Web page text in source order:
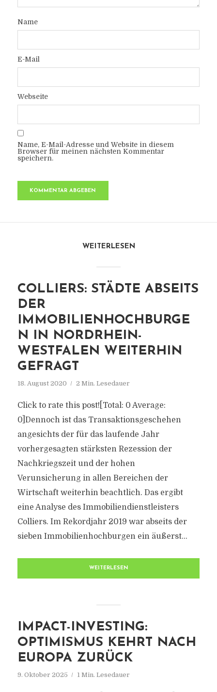
Name
E-Mail
Webseite
Name, E-Mail-Adresse und Website in diesem
Browser für meinen nächsten Kommentar
speichern.
WEITERLESEN
COLLIERS: STÄDTE ABSEITS
DER
IMMOBILIENHOCHBURGE
N IN NORDRHEIN-
WESTFALEN WEITERHIN
GEFRAGT
18. August 2020 2 Min. Lesedauer
Click to rate this post![Total: 0 Average:
0]Dennoch ist das Transaktionsgeschehen
angesichts der für das laufende Jahr
vorhergesagten stärksten Rezession der
Nachkriegszeit und der hohen
Verunsicherung in allen Bereichen der
Wirtschaft weiterhin beachtlich. Das ergibt
eine Analyse des Immobiliendienstleisters
Colliers. Im Rekordjahr 2019 war abseits der
sieben Immobilienhochburgen ein äußerst...
WEITERLESEN
IMPACT-INVESTING:
OPTIMISMUS KEHRT NACH
EUROPA ZURÜCK
9. Oktober 2025 1 Min. Lesedauer